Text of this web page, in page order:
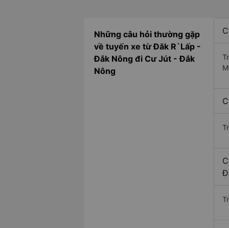
Những câu hỏi thường gặp
về tuyến xe từ Đăk R`Lấp -
Đắk Nông đi Cư Jút - Đắk
Nông